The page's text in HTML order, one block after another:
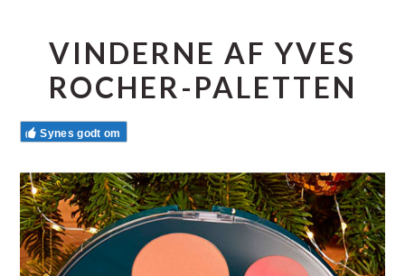
VINDERNE AF YVES
ROCHER-PALETTEN
Synes godt om